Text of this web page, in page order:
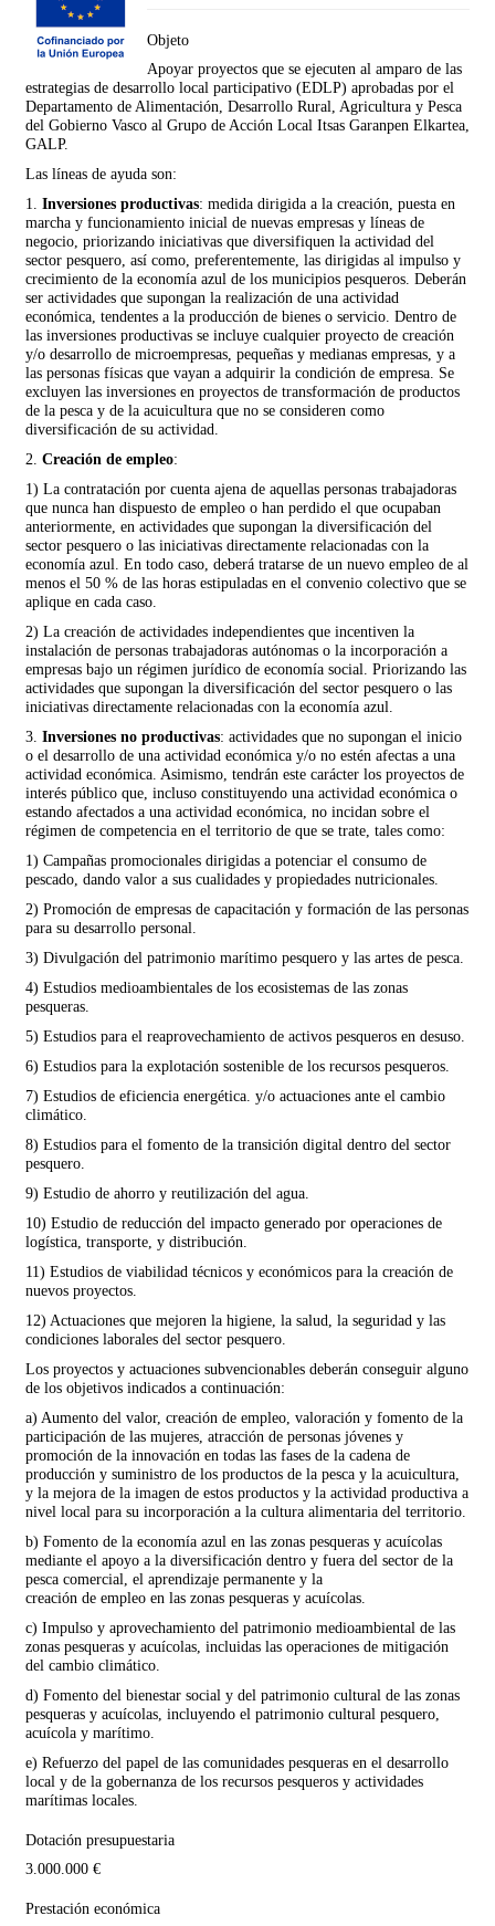
Objeto
Apoyar proyectos que se ejecuten al amparo de las
estrategias de desarrollo local participativo (EDLP) aprobadas por el
Departamento de Alimentación, Desarrollo Rural, Agricultura y Pesca
del Gobierno Vasco al Grupo de Acción Local Itsas Garanpen Elkartea,
GALP.
Las líneas de ayuda son:
1. Inversiones productivas: medida dirigida a la creación, puesta en
marcha y funcionamiento inicial de nuevas empresas y líneas de
negocio, priorizando iniciativas que diversifiquen la actividad del
sector pesquero, así como, preferentemente, las dirigidas al impulso y
crecimiento de la economía azul de los municipios pesqueros. Deberán
ser actividades que supongan la realización de una actividad
económica, tendentes a la producción de bienes o servicio. Dentro de
las inversiones productivas se incluye cualquier proyecto de creación
y/o desarrollo de microempresas, pequeñas y medianas empresas, y a
las personas físicas que vayan a adquirir la condición de empresa. Se
excluyen las inversiones en proyectos de transformación de productos
de la pesca y de la acuicultura que no se consideren como
diversificación de su actividad.
2. Creación de empleo:
1) La contratación por cuenta ajena de aquellas personas trabajadoras
que nunca han dispuesto de empleo o han perdido el que ocupaban
anteriormente, en actividades que supongan la diversificación del
sector pesquero o las iniciativas directamente relacionadas con la
economía azul. En todo caso, deberá tratarse de un nuevo empleo de al
menos el 50 % de las horas estipuladas en el convenio colectivo que se
aplique en cada caso.
2) La creación de actividades independientes que incentiven la
instalación de personas trabajadoras autónomas o la incorporación a
empresas bajo un régimen jurídico de economía social. Priorizando las
actividades que supongan la diversificación del sector pesquero o las
iniciativas directamente relacionadas con la economía azul.
3. Inversiones no productivas: actividades que no supongan el inicio
o el desarrollo de una actividad económica y/o no estén afectas a una
actividad económica. Asimismo, tendrán este carácter los proyectos de
interés público que, incluso constituyendo una actividad económica o
estando afectados a una actividad económica, no incidan sobre el
régimen de competencia en el territorio de que se trate, tales como:
1) Campañas promocionales dirigidas a potenciar el consumo de
pescado, dando valor a sus cualidades y propiedades nutricionales.
2) Promoción de empresas de capacitación y formación de las personas
para su desarrollo personal.
3) Divulgación del patrimonio marítimo pesquero y las artes de pesca.
4) Estudios medioambientales de los ecosistemas de las zonas
pesqueras.
5) Estudios para el reaprovechamiento de activos pesqueros en desuso.
6) Estudios para la explotación sostenible de los recursos pesqueros.
7) Estudios de eficiencia energética. y/o actuaciones ante el cambio
climático.
8) Estudios para el fomento de la transición digital dentro del sector
pesquero.
9) Estudio de ahorro y reutilización del agua.
10) Estudio de reducción del impacto generado por operaciones de
logística, transporte, y distribución.
11) Estudios de viabilidad técnicos y económicos para la creación de
nuevos proyectos.
12) Actuaciones que mejoren la higiene, la salud, la seguridad y las
condiciones laborales del sector pesquero.
Los proyectos y actuaciones subvencionables deberán conseguir alguno
de los objetivos indicados a continuación:
a) Aumento del valor, creación de empleo, valoración y fomento de la
participación de las mujeres, atracción de personas jóvenes y
promoción de la innovación en todas las fases de la cadena de
producción y suministro de los productos de la pesca y la acuicultura,
y la mejora de la imagen de estos productos y la actividad productiva a
nivel local para su incorporación a la cultura alimentaria del territorio.
b) Fomento de la economía azul en las zonas pesqueras y acuícolas
mediante el apoyo a la diversificación dentro y fuera del sector de la
pesca comercial, el aprendizaje permanente y la
creación de empleo en las zonas pesqueras y acuícolas.
c) Impulso y aprovechamiento del patrimonio medioambiental de las
zonas pesqueras y acuícolas, incluidas las operaciones de mitigación
del cambio climático.
d) Fomento del bienestar social y del patrimonio cultural de las zonas
pesqueras y acuícolas, incluyendo el patrimonio cultural pesquero,
acuícola y marítimo.
e) Refuerzo del papel de las comunidades pesqueras en el desarrollo
local y de la gobernanza de los recursos pesqueros y actividades
marítimas locales.
Dotación presupuestaria
3.000.000 €
Prestación económica